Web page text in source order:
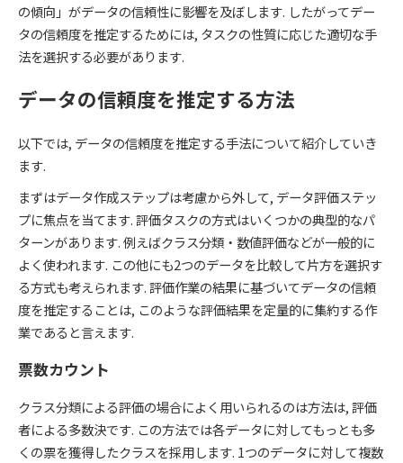
の傾向」がデータの信頼性に影響を及ぼします. したがってデー
タの信頼度を推定するためには, タスクの性質に応じた適切な手
法を選択する必要があります.
データの信頼度を推定する方法
以下では, データの信頼度を推定する手法について紹介していき
ます.
まずはデータ作成ステップは考慮から外して, データ評価ステッ
プに焦点を当てます. 評価タスクの方式はいくつかの典型的なパ
ターンがあります. 例えばクラス分類・数値評価などが一般的に
よく使われます. この他にも2つのデータを比較して片方を選択す
る方式も考えられます. 評価作業の結果に基づいてデータの信頼
度を推定することは, このような評価結果を定量的に集約する作
業であると言えます.
票数カウント
クラス分類による評価の場合によく用いられるのは方法は, 評価
者による多数決です. この方法では各データに対してもっとも多
くの票を獲得したクラスを採用します. 1つのデータに対して複数